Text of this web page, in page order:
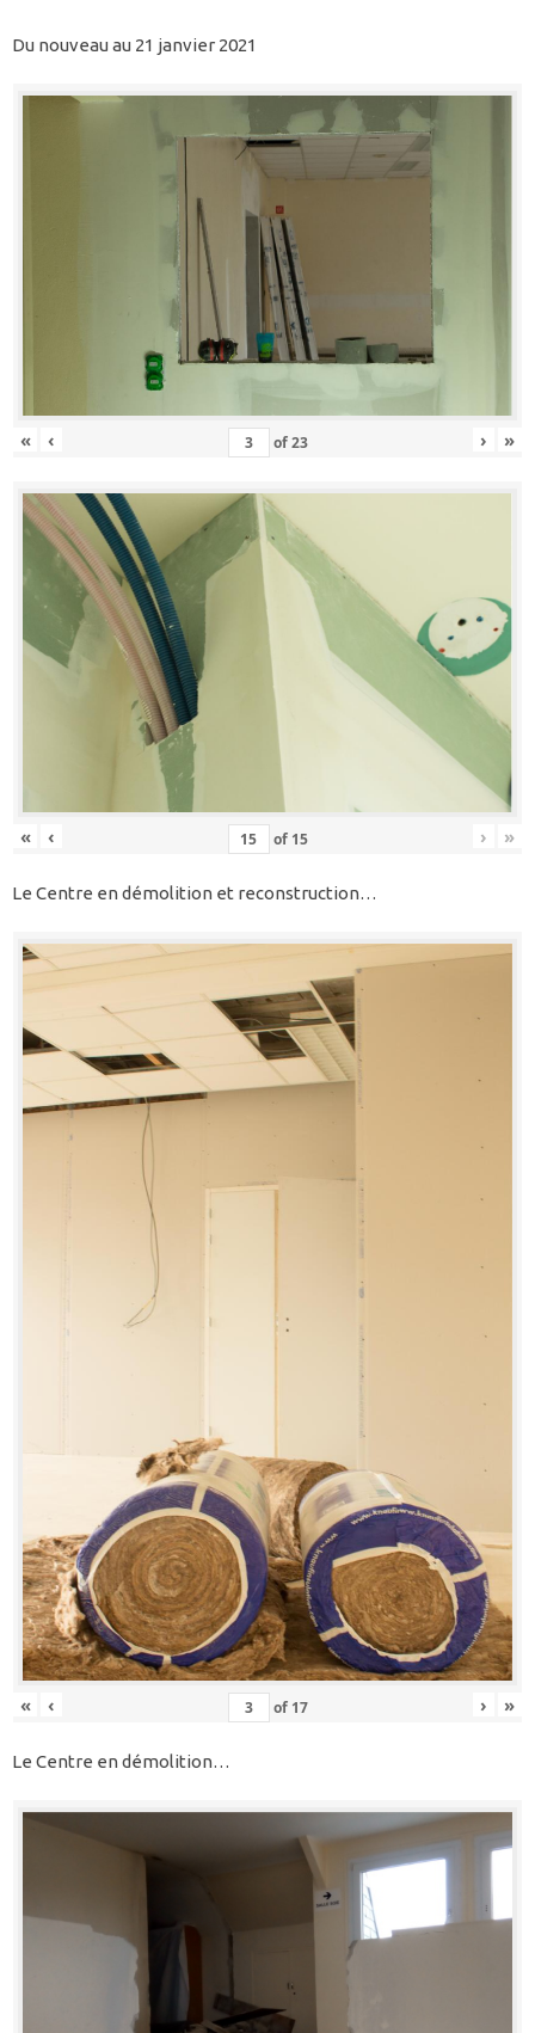
Du nouveau au 21 janvier 2021
« ‹ of23 › »
« ‹ of 15 › »
Le Centre en démolition et reconstruction…
« ‹ of 17 › »
Le Centre en démolition…